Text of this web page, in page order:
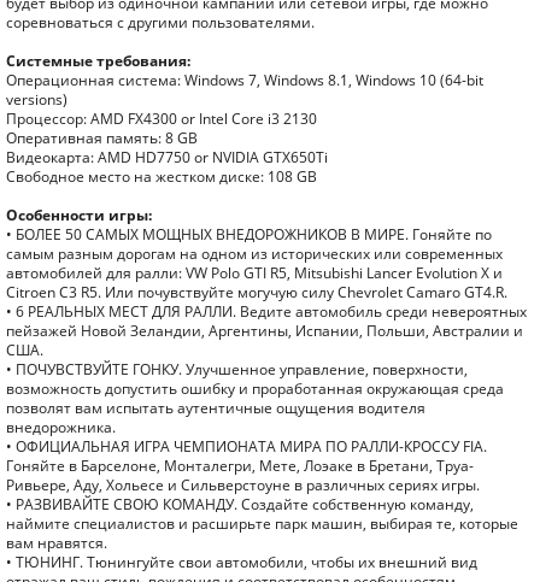
соревноваться с другими пользователями.
Системные требования:
Операционная система: Windows 7, Windows 8.1, Windows 10 (64-bit
versions)
Процессор: AMD FX4300 or Intel Core i3 2130
Оперативная память: 8 GB
Видеокарта: AMD HD7750 or NVIDIA GTX650Ti
Свободное место на жестком диске: 108 GB
Особенности игры:
• БОЛЕЕ 50 САМЫХ МОЩНЫХ ВНЕДОРОЖНИКОВ В МИРЕ. Гоняйте по
самым разным дорогам на одном из исторических или современных
автомобилей для ралли: VW Polo GTI R5, Mitsubishi Lancer Evolution X и
Citroen C3 R5. Или почувствуйте могучую силу Chevrolet Camaro GT4.R.
• 6 РЕАЛЬНЫХ МЕСТ ДЛЯ РАЛЛИ. Ведите автомобиль среди невероятных
пейзажей Новой Зеландии, Аргентины, Испании, Польши, Австралии и
США.
• ПОЧУВСТВУЙТЕ ГОНКУ. Улучшенное управление, поверхности,
возможность допустить ошибку и проработанная окружающая среда
позволят вам испытать аутентичные ощущения водителя
внедорожника.
• ОФИЦИАЛЬНАЯ ИГРА ЧЕМПИОНАТА МИРА ПО РАЛЛИ-КРОССУ FIA.
Гоняйте в Барселоне, Монталегри, Мете, Лоэаке в Бретани, Труа-
Ривьере, Аду, Хольесе и Сильверстоуне в различных сериях игры.
• РАЗВИВАЙТЕ СВОЮ КОМАНДУ. Создайте собственную команду,
наймите специалистов и расширьте парк машин, выбирая те, которые
вам нравятся.
• ТЮНИНГ. Тюнингуйте свои автомобили, чтобы их внешний вид